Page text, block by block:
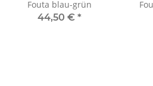
Fouta blau-grün
44,50 € *